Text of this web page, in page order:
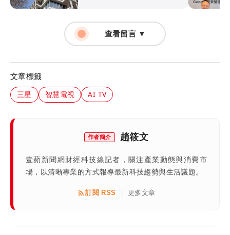
查看留言 ▼
文章標籤
三星 智慧電視 AI TV
作者簡介 趙筱文
壹蘋新聞網財經科技線記者，關注產業動態與消費市
場，以清晰專業的方式報導最新科技趨勢與生活議題。
訂閱 RSS | 更多文章